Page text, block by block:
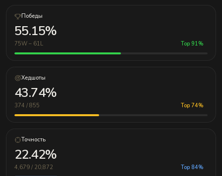
Победы
55.15%
75W – 61L Top 91%
Хедшоты
43.74%
374 / 855 Top 74%
Точность
22.42%
4,679 / 20,872 Top 84%